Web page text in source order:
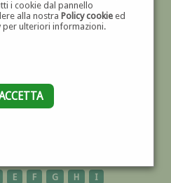
i cookie dal pannello
alla nostra Policy cookieed
per ulteriori informazioni.
E F G H I